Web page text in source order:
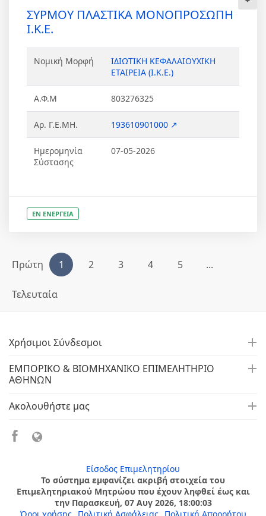
ΣΥΡΜΟΥ ΠΛΑΣΤΙΚΑ ΜΟΝΟΠΡΟΣΩΠΗ
Ι.Κ.Ε.
Νομική Μορφή
ΙΔΙΩΤΙΚΗ ΚΕΦΑΛΑΙΟΥΧΙΚΗ
ΕΤΑΙΡΕΙΑ (Ι.Κ.Ε.)
Α.Φ.Μ 803276325
Αρ. Γ.Ε.ΜΗ. 193610901000 ↗
Ημερομηνία
Σύστασης
07-05-2026
ΕΝ ΕΝΕΡΓΕΙΑ
Πρώτη 1 2 3 4 5 ...
Τελευταία
Χρήσιμοι Σύνδεσμοι
ΕΜΠΟΡΙΚΟ & ΒΙΟΜΗΧΑΝΙΚΟ ΕΠΙΜΕΛΗΤΗΡΙΟ
ΑΘΗΝΩΝ
Ακολουθήστε μας
Είσοδος Επιμελητηρίου
Το σύστημα εμφανίζει ακριβή στοιχεία του
Επιμελητηριακού Μητρώου που έχουν ληφθεί έως και
την Παρασκευή, 07 Αυγ 2026, 18:00:03